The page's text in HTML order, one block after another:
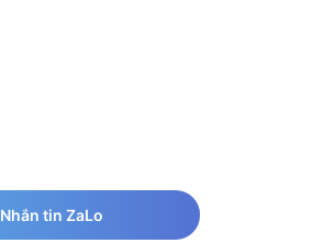
Nhắn tin ZaLo